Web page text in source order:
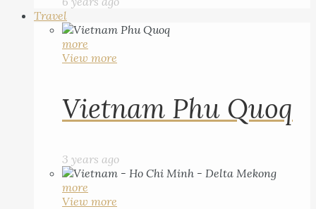
Travel
more
View more
Vietnam Phu Quoq
3 years ago
more
View more